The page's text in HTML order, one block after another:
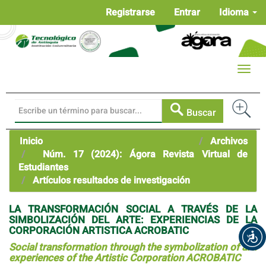
Contenido
principal
Idioma
Registrarse Entrar
Buscar
Toggle
Inicio
Archivos
Núm. 17 (2024): Ágora Revista Virtual de
Estudiantes
Artículos resultados de investigación
LA TRANSFORMACIÓN SOCIAL A TRAVÉS DE LA
SIMBOLIZACIÓN DEL ARTE: EXPERIENCIAS DE LA
CORPORACIÓN ARTISTICA ACROBATIC
Social transformation through the symbolization of art:
experiences of the Artistic Corporation ACROBATIC